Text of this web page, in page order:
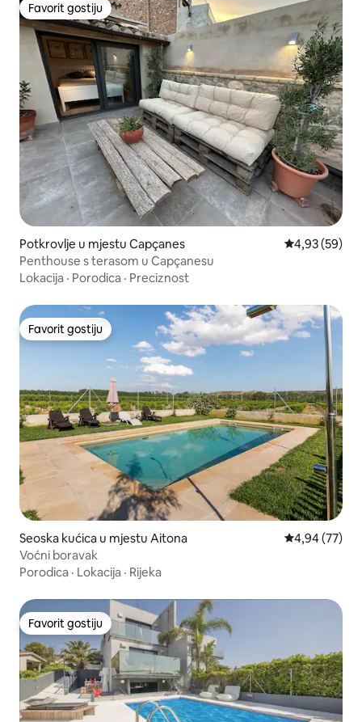
Favorit gostiju
Favorit gostiju
Potkrovlje u mjestu Capçanes Prosječna
4,93 (59)
Penthouse s terasom u Capçanesu
Lokacija · Porodica · Preciznost
Favorit gostiju
Favorit gostiju
Seoska kućica u mjestu Aitona Prosječna
4,94 (77)
Voćni boravak
Porodica · Lokacija · Rijeka
Favorit gostiju
Favorit gostiju